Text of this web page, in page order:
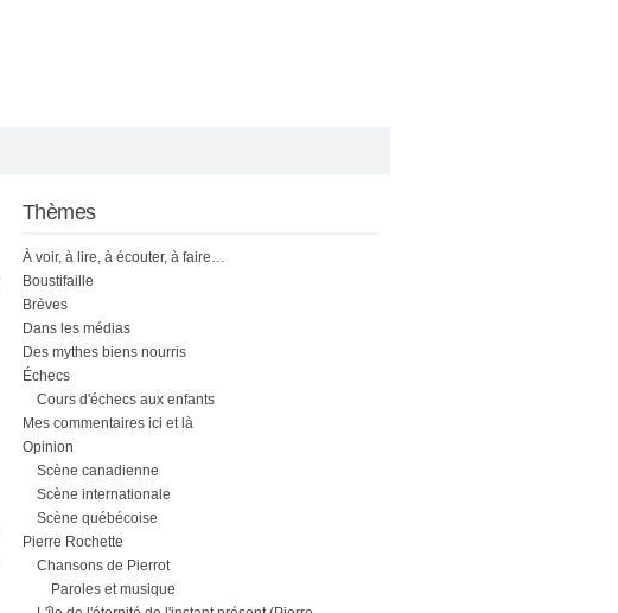
Thèmes
À voir, à lire, à écouter, à faire…
Boustifaille
Brèves
Dans les médias
Des mythes biens nourris
Échecs
Cours d'échecs aux enfants
Mes commentaires ici et là
Opinion
Scène canadienne
Scène internationale
Scène québécoise
Pierre Rochette
Chansons de Pierrot
Paroles et musique